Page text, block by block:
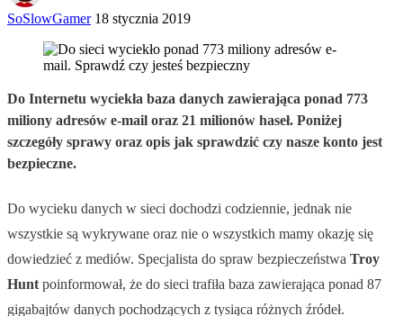
SoSlowGamer 18 stycznia 2019
Do Internetu wyciekła baza danych zawierająca ponad 773
miliony adresów e-mail oraz 21 milionów haseł. Poniżej
szczegóły sprawy oraz opis jak sprawdzić czy nasze konto jest
bezpieczne.
Do wycieku danych w sieci dochodzi codziennie, jednak nie
wszystkie są wykrywane oraz nie o wszystkich mamy okazję się
dowiedzieć z mediów. Specjalista do spraw bezpieczeństwa Troy
Hunt poinformował, że do sieci trafiła baza zawierająca ponad 87
gigabajtów danych pochodzących z tysiąca różnych źródeł.